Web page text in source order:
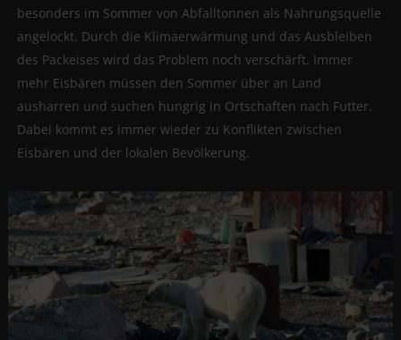
besonders im Sommer von Abfalltonnen als Nahrungsquelle
angelockt. Durch die Klimaerwärmung und das Ausbleiben
des Packeises wird das Problem noch verschärft. Immer
mehr Eisbären müssen den Sommer über an Land
ausharren und suchen hungrig in Ortschaften nach Futter.
Dabei kommt es immer wieder zu Konflikten zwischen
Eisbären und der lokalen Bevölkerung.